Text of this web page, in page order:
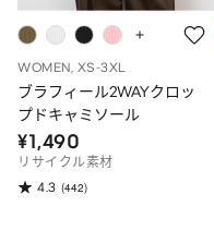
WOMEN, XS-3XL
ブラフィール2WAYクロッ
プドキャミソール
¥1,490
リサイクル素材
4.3 (442)